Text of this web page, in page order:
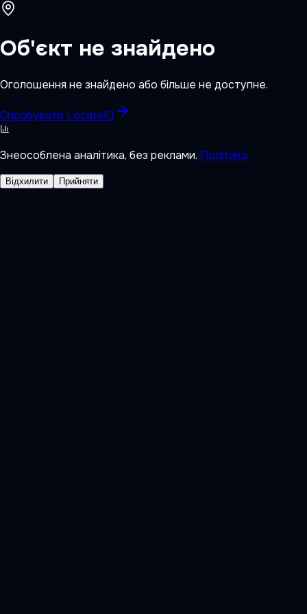
Об'єкт не знайдено
Оголошення не знайдено або більше не доступне.
Спробувати LocateIQ
Знеособлена аналітика, без реклами. Політика
Відхилити Прийняти